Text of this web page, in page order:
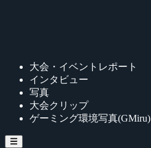
大会・イベントレポート
インタビュー
写真
大会クリップ
ゲーミング環境写真(GMiru)